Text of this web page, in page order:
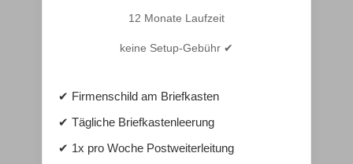
12 Monate Laufzeit
keine Setup-Gebühr ✔
✔ Firmenschild am Briefkasten
✔ Tägliche Briefkastenleerung
✔ 1x pro Woche Postweiterleitung